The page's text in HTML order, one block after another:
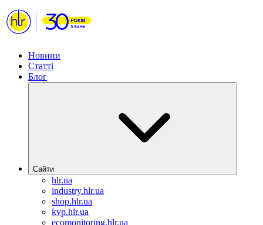
Новини
Статті
Блог
Сайти
hlr.ua
industry.hlr.ua
shop.hlr.ua
kvp.hlr.ua
ecomonitoring.hlr.ua